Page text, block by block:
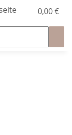
0,00 €